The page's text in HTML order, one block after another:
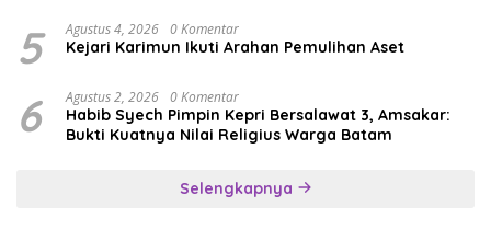
5 Agustus 4, 2026 0 Komentar
Kejari Karimun Ikuti Arahan Pemulihan Aset
6 Agustus 2, 2026 0 Komentar
Habib Syech Pimpin Kepri Bersalawat 3, Amsakar:
Bukti Kuatnya Nilai Religius Warga Batam
Selengkapnya